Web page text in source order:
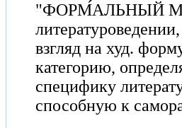
"ФОРМ́АЛЬНЫЙ
взгляд на худ.
категорию,
специфику
способную к